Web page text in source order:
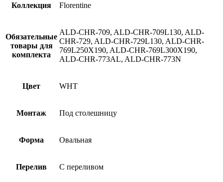
Коллекция Florentine
Обязательные
товары для
комплекта
ALD-CHR-709, ALD-CHR-709L130, ALD-
CHR-729, ALD-CHR-729L130, ALD-CHR-
769L250X190, ALD-CHR-769L300X190,
ALD-CHR-773AL, ALD-CHR-773N
Цвет WHT
Монтаж Под столешницу
Форма Овальная
Перелив С переливом